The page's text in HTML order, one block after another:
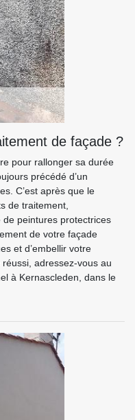
de façade ?
pour rallonger sa durée
précédé d’un
C’est après que le
de traitement,
peintures protectrices
de votre façade
et d’embellir votre
adressez-vous au
à Kernascleden, dans le